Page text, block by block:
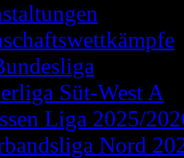
Süt-West A
Liga 2025/
Nord